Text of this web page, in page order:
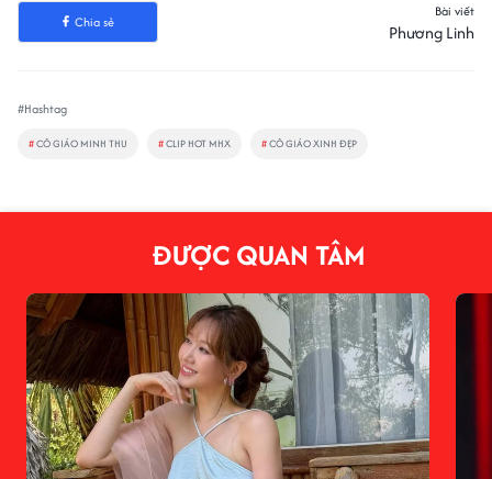
Chia sẻ
Bài viết
Phương Linh
#Hashtag
#CÔ GIÁO MINH THU #CLIP HOT MHX #CÔ GIÁO XINH ĐẸP
ĐƯỢC QUAN TÂM